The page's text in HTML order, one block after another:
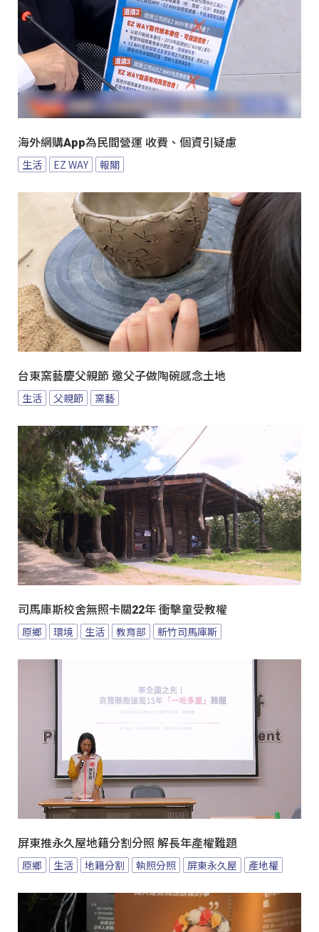
海外網購App為民間營運 收費、個資引疑慮
生活 EZ WAY 報關
台東窯藝慶父親節 邀父子做陶碗感念土地
生活 父親節 窯藝
司馬庫斯校舍無照卡關22年 衝擊童受教權
原鄉 環境 生活 教育部 新竹司馬庫斯
屏東推永久屋地籍分割分照 解長年產權難題
原鄉 生活 地籍分割 執照分照 屏東永久屋 產地權